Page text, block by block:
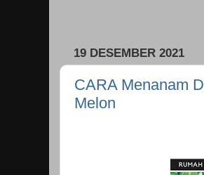
19 DESEMBER 2021
CARA Menanam
Melon